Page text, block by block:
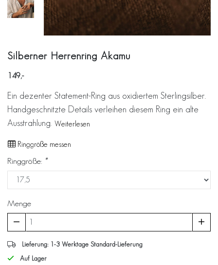
Silberner Herrenring Akamu
149
Ein dezenter Statement-Ring aus oxidiertem Sterlingsilber.
Handgeschnitzte Details verleihen diesem Ring ein alte
Ausstrahlung. Weiterlesen
Ringgröße messen
Ringgröße: *
Menge
Lieferung: 1-3 Werktage Standard-Lieferung
Auf Lager